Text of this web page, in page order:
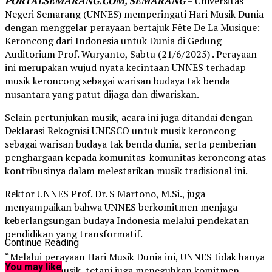
Negeri Semarang (UNNES) memperingati Hari Musik Dunia
dengan menggelar perayaan bertajuk Fête De La Musique:
Keroncong dari Indonesia untuk Dunia di Gedung
Auditorium Prof. Wuryanto, Sabtu (21/6/2025) . Perayaan
ini merupakan wujud nyata kecintaan UNNES terhadap
musik keroncong sebagai warisan budaya tak benda
nusantara yang patut dijaga dan diwariskan.
Selain pertunjukan musik, acara ini juga ditandai dengan
Deklarasi Rekognisi UNESCO untuk musik keroncong
sebagai warisan budaya tak benda dunia, serta pemberian
penghargaan kepada komunitas-komunitas keroncong atas
kontribusinya dalam melestarikan musik tradisional ini.
Rektor UNNES Prof. Dr. S Martono, M.Si., juga
menyampaikan bahwa UNNES berkomitmen menjaga
keberlangsungan budaya Indonesia melalui pendekatan
pendidikan yang transformatif.
“Melalui perayaan Hari Musik Dunia ini, UNNES tidak hanya
Continue Reading
You may like